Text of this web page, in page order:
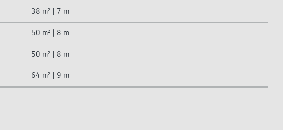
38 m² | 7 m
50 m² | 8 m
50 m² | 8 m
64 m² | 9 m